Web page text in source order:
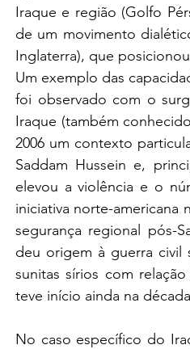
Iraque e região (Golfo
de um movimento
Inglaterra), que
Um exemplo das
foi observado com o
Iraque (também
2006 um contexto
Saddam Hussein e,
elevou a violência e o
iniciativa norte-americana
segurança regional pós-
deu origem à guerra civil
sunitas sírios com
teve início ainda na
No caso específico do